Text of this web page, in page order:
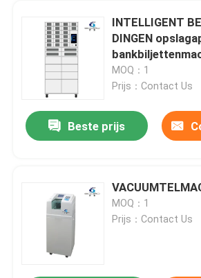
INTELLIGENT
DINGEN
MOQ：1
Prijs：Contact Us
Beste prijs
MOQ：1
Prijs：Contact Us